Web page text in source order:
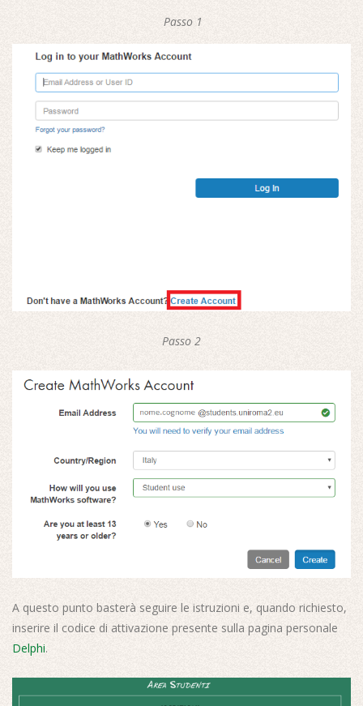
Passo 1
Passo 2
A questo punto basterà seguire le istruzioni e, quando richiesto,
inserire il codice di attivazione presente sulla pagina personale
Delphi.